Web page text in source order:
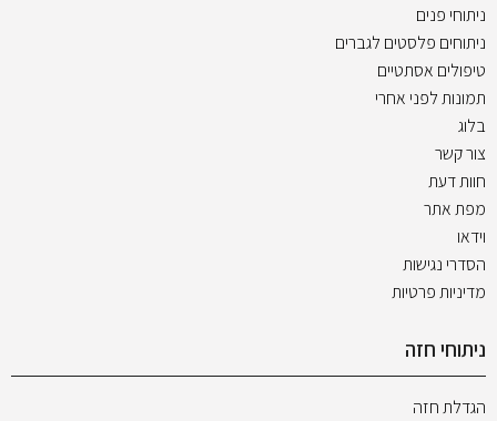
ניתוחי פנים
ניתוחים פלסטים לגברים
טיפולים אסתטיים
תמונות לפני אחרי
בלוג
צור קשר
חוות דעת
מפת אתר
וידאו
הסדרי נגישות
מדיניות פרטיות
ניתוחי חזה
הגדלת חזה